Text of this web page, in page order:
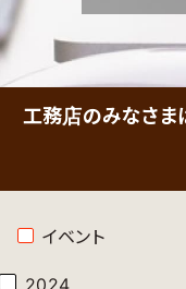
工務店のみなさま
イベント
2024